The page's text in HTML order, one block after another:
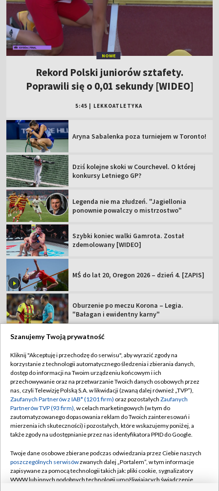
NOWE
Rekord Polski juniorów sztafety.
Poprawili się o 0,01 sekundy [WIDEO]
5:45 LEKKOATLETYKA
Aryna Sabalenka poza turniejem w Toronto!
Dziś kolejne skoki w Courchevel. O której
konkursy Letniego GP?
Legenda nie ma złudzeń. "Jagiellonia
ponownie powalczy o mistrzostwo"
Szybki koniec walki Gamrota. Został
zdemolowany [WIDEO]
MŚ do lat 20, Oregon 2026 – dzień 4. [ZAPIS]
Oburzenie po meczu Korona – Legia.
"Bałagan i ewidentny karny"
TVP
Abonament TVP
Sklep TVP
Biuro Reklamy
Oferta Handlowa
Emisja w TVP
Rada Programowa
Regulamin TVP
Polityka prywatności
Moje zgody
Biuro reklamy
Kanały
Szanujemy Twoją prywatność
Kliknij "Akceptuję i przechodzę do serwisu", aby wyrazić zgody na
korzystanie z technologii automatycznego śledzenia i zbierania danych,
dostęp do informacji na Twoim urządzeniu końcowym i ich
przechowywanie oraz na przetwarzanie Twoich danych osobowych przez
nas, czyli Telewizję Polską S.A. w likwidacji (zwaną dalej również „TVP”),
Zaufanych Partnerów z IAB* (1201 firm) oraz pozostałych Zaufanych
Partnerów TVP (93 firm), w celach marketingowych (w tym do
zautomatyzowanego dopasowania reklam do Twoich zainteresowań i
mierzenia ich skuteczności) i pozostałych, które wskazujemy poniżej, a
także zgody na udostępnianie przez nas identyfikatora PPID do Google.
Twoje dane osobowe zbierane podczas odwiedzania przez Ciebie naszych
poszczególnych serwisówzwanych dalej „Portalem”, w tym informacje
zapisywane za pomocą technologii takich jak: pliki cookie, sygnalizatory
WWW lub innych podobnych technologii umożliwiających świadczenie